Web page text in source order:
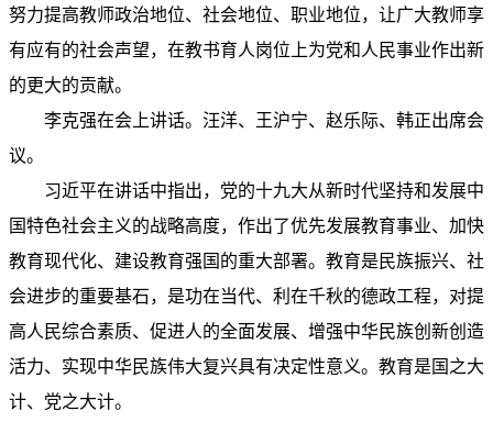
努力提高教师政治地位、社会地位、职业地位，让广大教师享
有应有的社会声望，在教书育人岗位上为党和人民事业作出新
的更大的贡献。
李克强在会上讲话。汪洋、王沪宁、赵乐际、韩正出席会
议。
习近平在讲话中指出，党的十九大从新时代坚持和发展中
国特色社会主义的战略高度，作出了优先发展教育事业、加快
教育现代化、建设教育强国的重大部署。教育是民族振兴、社
会进步的重要基石，是功在当代、利在千秋的德政工程，对提
高人民综合素质、促进人的全面发展、增强中华民族创新创造
活力、实现中华民族伟大复兴具有决定性意义。教育是国之大
计、党之大计。